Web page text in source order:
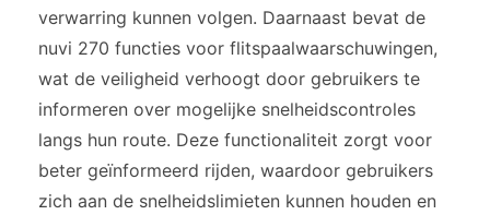
verwarring kunnen volgen. Daarnaast bevat de
nuvi 270 functies voor flitspaalwaarschuwingen,
wat de veiligheid verhoogt door gebruikers te
informeren over mogelijke snelheidscontroles
langs hun route. Deze functionaliteit zorgt voor
beter geïnformeerd rijden, waardoor gebruikers
zich aan de snelheidslimieten kunnen houden en